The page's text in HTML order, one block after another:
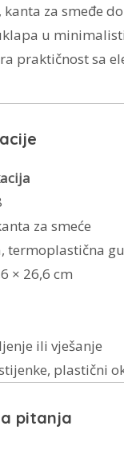
za smeđe
u
praktičnost sa
za smeće
termoplastična
× 26,6 cm
ili vješanje
plastični
pitanja